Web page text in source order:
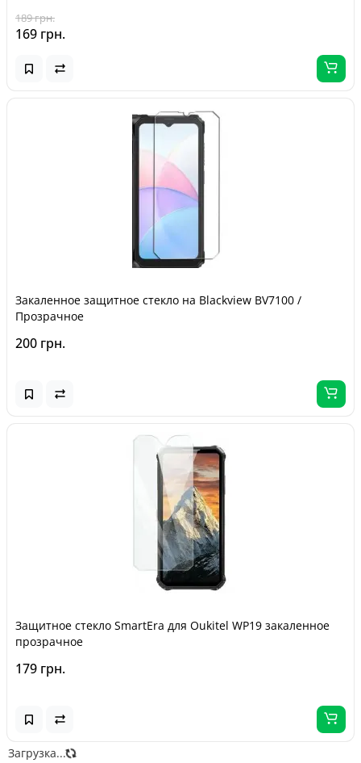
189 грн.
169 грн.
Закаленное защитное стекло на Blackview BV7100 /
Прозрачное
200 грн.
Защитное стекло SmartEra для Oukitel WP19 закаленное
прозрачное
179 грн.
Загрузка...